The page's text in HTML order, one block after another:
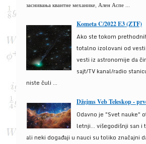
заснивања квантне механике, Ален Аспе ...
Kometa C/2022 E3 (ZTF)
Ako ste tokom
totalno izolovani od
vesti iz astronomije da
sajt/TV kanal/radio
niste čuli ...
Džejms Veb Teleskop -
Odavno je "Svet nauke"
letnji... višegodišnji san i
ali neki događaji u nauci su toliko značajni